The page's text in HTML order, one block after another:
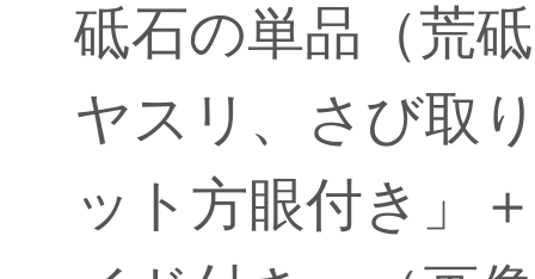
砥石の単品（荒
ヤスリ、さび取
ット方眼付き」